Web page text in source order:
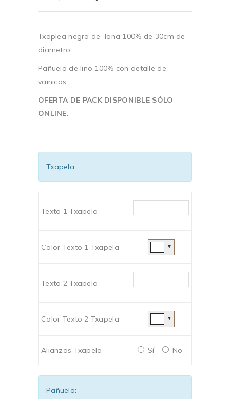
originalactual
Txaplea negra de lana 100% de 30cm de
diametro
Pañuelo de lino 100% con detalle de
vainicas.
OFERTA DE PACK DISPONIBLE SÓLO
ONLINE.
Txapela:
Texto 1 Txapela
Color Texto 1 Txapela ▼
Texto 2 Txapela
Color Texto 2 Txapela ▼
Alianzas Txapela Sí No
Pañuelo: